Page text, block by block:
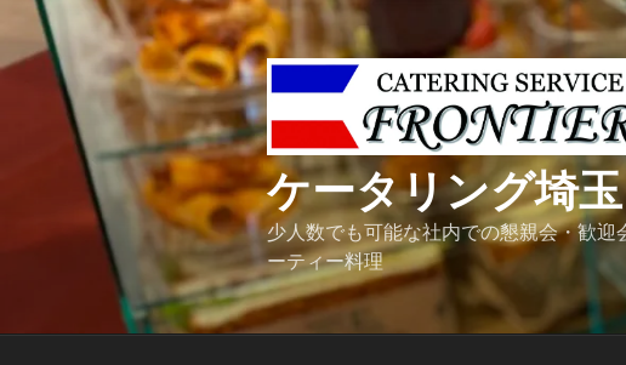
テ
ケータリング埼玉
少人数でも可能な社内での懇親会・歓
ーティー料理